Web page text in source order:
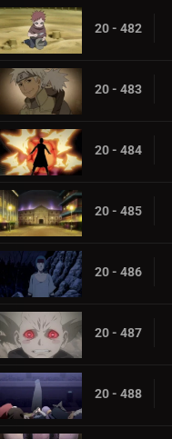
20 - 482
20 - 483
20 - 484
20 - 485
20 - 486
20 - 487
20 - 488